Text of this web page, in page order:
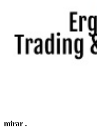
mirar .